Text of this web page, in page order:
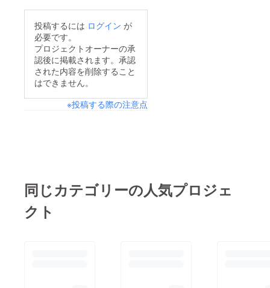
投稿するには ログイン が
必要です。
プロジェクトオーナーの承
認後に掲載されます。承認
された内容を削除すること
はできません。
※投稿する際の注意点
同じカテゴリーの人気プロジェ
クト